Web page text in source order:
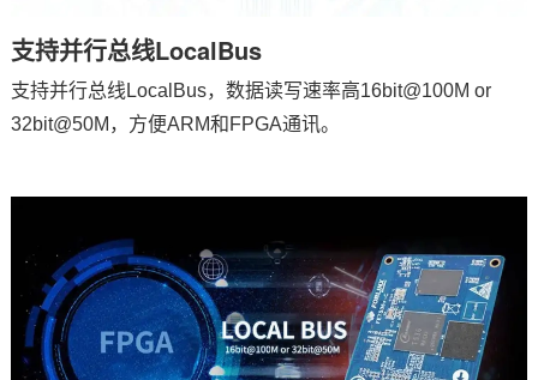
支持并行总线LocalBus
支持并行总线LocalBus，数据读写速率高16bit@100M or
32bit@50M，方便ARM和FPGA通讯。